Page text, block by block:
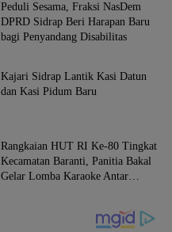
Peduli Sesama, Fraksi NasDem
DPRD Sidrap Beri Harapan Baru
bagi Penyandang Disabilitas
News
Kajari Sidrap Lantik Kasi Datun
dan Kasi Pidum Baru
Rangkaian HUT RI Ke-80 Tingkat
Kecamatan Baranti, Panitia Bakal
Gelar Lomba Karaoke Antar